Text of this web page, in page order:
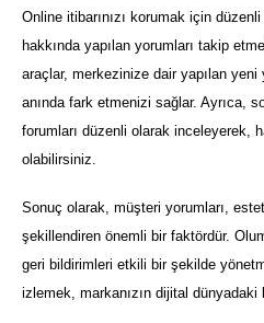
Online itibarınızı korumak için
hakkında yapılan yorumları takip
araçlar, merkezinize dair yapılan yeni
anında fark etmenizi sağlar. Ayrıca,
forumları düzenli olarak inceleyerek,
olabilirsiniz.
Sonuç olarak, müşteri yorumları,
şekillendiren önemli bir faktördür.
geri bildirimleri etkili bir şekilde
izlemek, markanızın dijital dünyadaki